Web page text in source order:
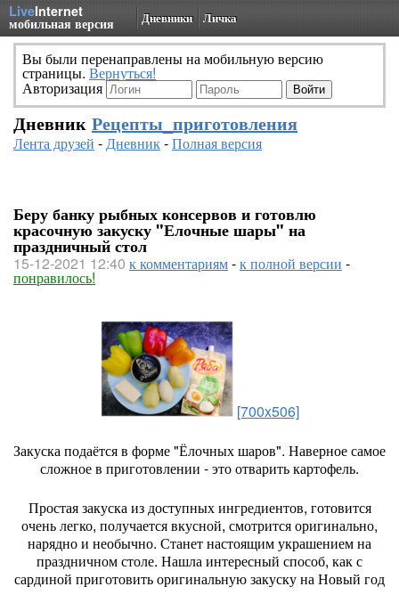
LiveInternet
мобильная версия Дневники Личка
Вы были перенаправлены на мобильную версию
страницы. Вернуться!
Авторизация
Дневник Рецепты_приготовления
Лента друзей -Дневник-Полная версия
Беру банку рыбных консервов и готовлю
красочную закуску "Елочные шары" на
праздничный стол
15-12-2021 12:40 к комментариям-к полной версии -
понравилось!
[700x506]
Закуска подаётся в форме "Ёлочных шаров". Наверное самое
сложное в приготовлении - это отварить картофель.
Простая закуска из доступных ингредиентов, готовится
очень легко, получается вкусной, смотрится оригинально,
нарядно и необычно. Станет настоящим украшением на
праздничном столе. Нашла интересный способ, как с
сардиной приготовить оригинальную закуску на Новый год